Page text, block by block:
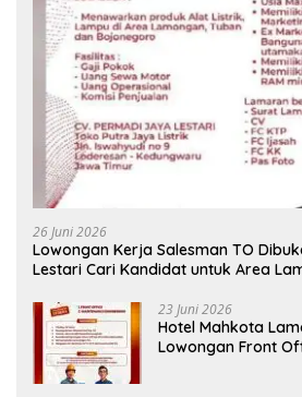
26 Juni 2026
Lowongan Kerja Salesman TO
Lestari Cari Kandidat untuk Area
23 Juni 2026
Hotel Mahkota
Lowongan Front